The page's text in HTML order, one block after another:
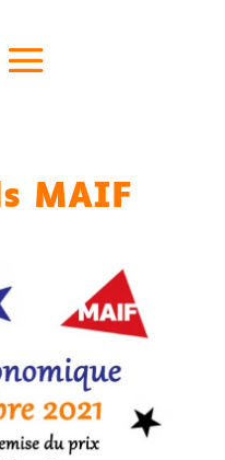
MAIF